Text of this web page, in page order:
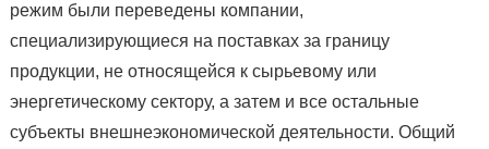
режим были переведены компании,
специализирующиеся на поставках за границу
продукции, не относящейся к сырьевому или
энергетическому сектору, а затем и все остальные
субъекты внешнеэкономической деятельности. Общий